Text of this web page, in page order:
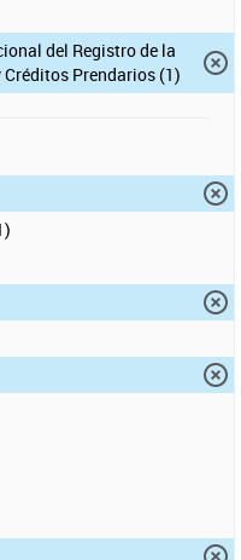
del Registro de la
Prendarios (1)